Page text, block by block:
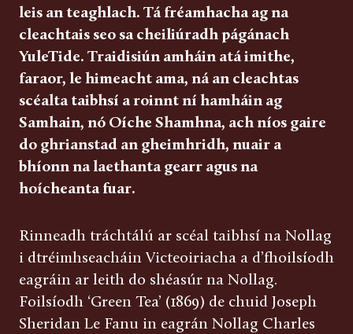
leis an teaghlach. Tá fréamhacha ag na
cleachtais seo sa cheiliúradh págánach
YuleTide. Traidisiún amháin atá imithe,
faraor, le himeacht ama, ná an cleachtas
scéalta taibhsí a roinnt ní hamháin ag
Samhain, nó Oíche Shamhna, ach níos gaire
do ghrianstad an gheimhridh, nuair a
bhíonn na laethanta gearr agus na
hoícheanta fuar.
Rinneadh tráchtálú ar scéal taibhsí na Nollag
i dtréimhseacháin Victeoiriacha a d’fhoilsíodh
eagráin ar leith do shéasúr na Nollag.
Foilsíodh ‘Green Tea’ (1869) de chuid Joseph
Sheridan Le Fanu in eagrán Nollag Charles